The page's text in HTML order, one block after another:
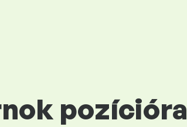
pozícióra